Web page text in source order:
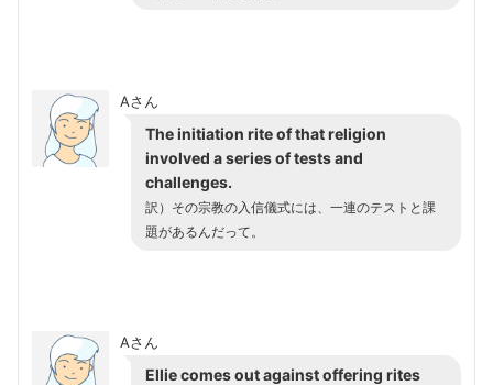
Aさん
The initiation rite of that religion
involved a series of tests and
challenges.
訳）その宗教の入信儀式には、一連のテストと課
題があるんだって。
Aさん
Ellie comes out against offering rites